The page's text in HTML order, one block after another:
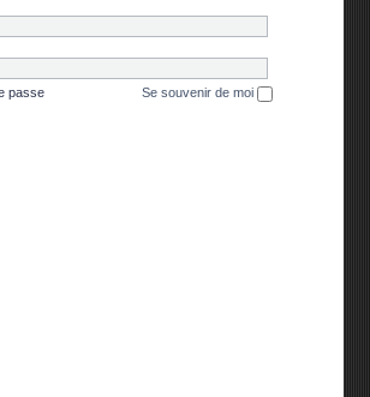
passe Se souvenir de moi